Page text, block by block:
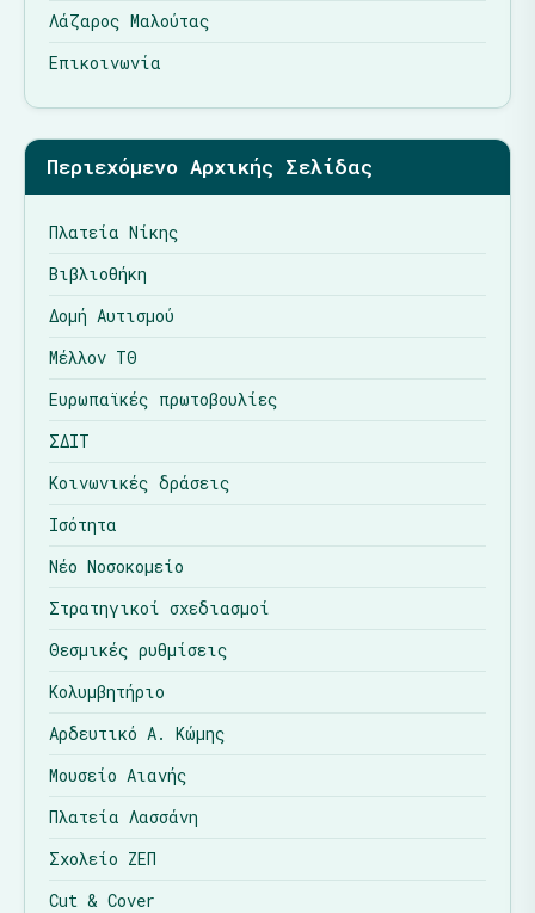
Λάζαρος Μαλούτας
Επικοινωνία
Περιεχόμενο Αρχικής Σελίδας
Πλατεία Νίκης
Βιβλιοθήκη
Δομή Αυτισμού
Μέλλον ΤΘ
Ευρωπαϊκές πρωτοβουλίες
ΣΔΙΤ
Κοινωνικές δράσεις
Ισότητα
Νέο Νοσοκομείο
Στρατηγικοί σχεδιασμοί
Θεσμικές ρυθμίσεις
Κολυμβητήριο
Αρδευτικό Α. Κώμης
Μουσείο Αιανής
Πλατεία Λασσάνη
Σχολείο ΖΕΠ
Cut & Cover